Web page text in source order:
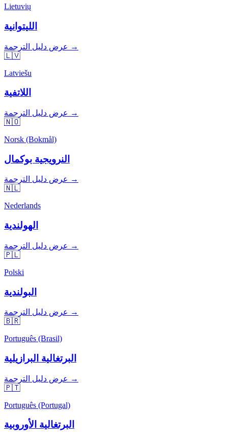
Lietuvių
الليتوانية
عرض دليل الترجمة →
🇱🇻
Latviešu
اللاتفية
عرض دليل الترجمة →
🇳🇴
Norsk (Bokmål)
النرويجية بوكمال
عرض دليل الترجمة →
🇳🇱
Nederlands
الهولندية
عرض دليل الترجمة →
🇵🇱
Polski
البولندية
عرض دليل الترجمة →
🇧🇷
Português (Brasil)
البرتغالية البرازيلية
عرض دليل الترجمة →
🇵🇹
Português (Portugal)
البرتغالية الأوروبية